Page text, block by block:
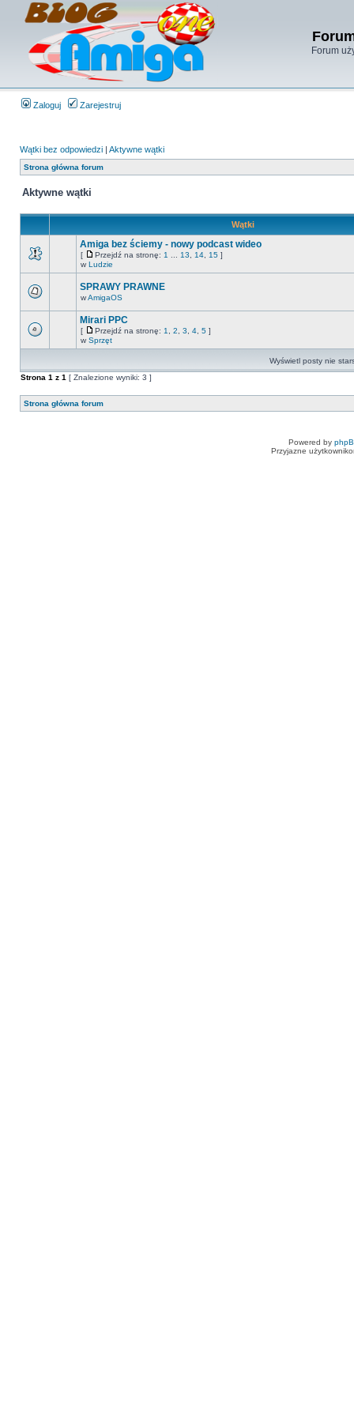
Forum
Zaloguj Zarejestruj
Wątki bez odpowiedzi | Aktywne wątki
Strona główna forum
Aktywne wątki
Wątki
Amiga bez ściemy - nowy podcast wideo
[ Przejdź na stronę: 1 13 14 15 ]
w Ludzie
SPRAWY PRAWNE
wAmigaOS
Mirari PPC
[ Przejdź na stronę: 1 2 3 4 5 ]
w Sprzęt
Wyświetl posty nie
Strona 1 z 1 [ Znalezione wyniki: 3 ]
Strona główna forum
Powered by
Przyjazne